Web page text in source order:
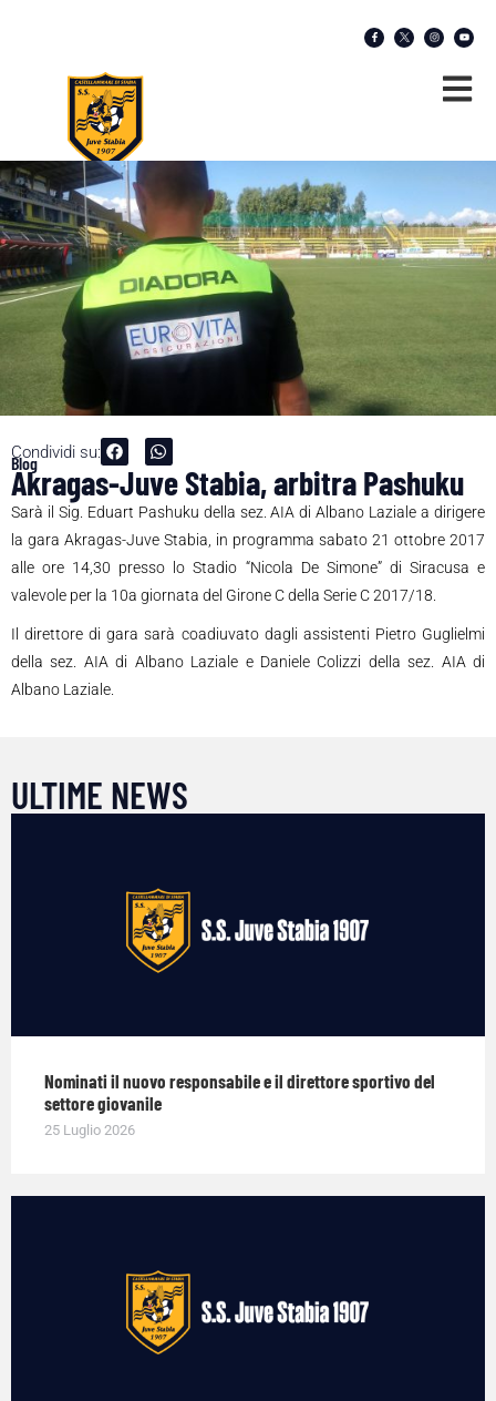
Condividi su:
Blog
Akragas-Juve Stabia, arbitra Pashuku
Sarà il Sig. Eduart Pashuku della sez. AIA di Albano Laziale a dirigere
la gara Akragas-Juve Stabia, in programma sabato 21 ottobre 2017
alle ore 14,30 presso lo Stadio “Nicola De Simone” di Siracusa e
valevole per la 10a giornata del Girone C della Serie C 2017/18.
Il direttore di gara sarà coadiuvato dagli assistenti Pietro Guglielmi
della sez. AIA di Albano Laziale e Daniele Colizzi della sez. AIA di
Albano Laziale.
ULTIME NEWS
Nominati il nuovo responsabile e il direttore sportivo del
settore giovanile
25 Luglio 2026